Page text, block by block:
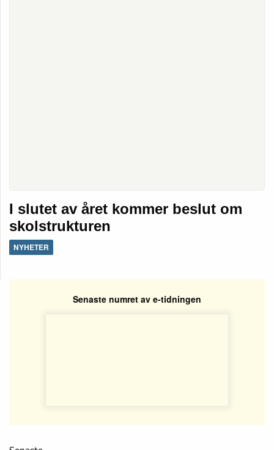
I slutet av året kommer beslut om
skolstrukturen
NYHETER
Senaste numret av e-tidningen